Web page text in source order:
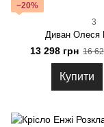
−20%
3
Диван Олеся
13 298 грн 16
Купити